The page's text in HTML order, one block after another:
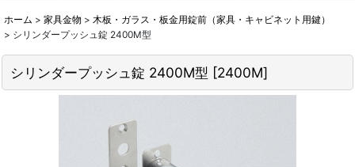
ホーム > 家具金物 > 木板・ガラス・板金用錠前（家具・キャビネット用鍵）
> シリンダープッシュ錠 2400M型
シリンダープッシュ錠 2400M型 [2400M]